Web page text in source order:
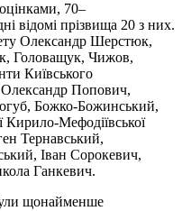
70–
вiдомi прiзвища 20 з них.
Олександр Шерстюк,
Головащук, Чижов,
Київського
Олександр Попович,
Божко-Божинський,
Кирило-Мефодiївської
Тернавський,
Іван Сорокевич,
Ганкевич.
щонайменше